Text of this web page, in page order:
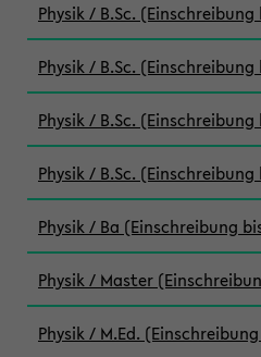
Physik / B.Sc. (Einschreibung
Physik / B.Sc. (Einschreibung
Physik / B.Sc. (Einschreibung
Physik / B.Sc. (Einschreibung
Physik / Ba (Einschreibung
Physik / Master
Physik / M.Ed.